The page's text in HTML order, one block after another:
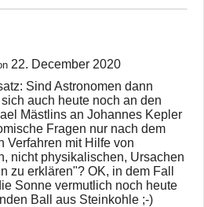
22. December 2020
Sind Astronomen dann
auch heute noch an den
Mästlins an Johannes Kepler
Fragen nur nach dem
Verfahren mit Hilfe von
nicht physikalischen, Ursachen
zu erklären"? OK, in dem Fall
Sonne vermutlich noch heute
Ball aus Steinkohle ;-)